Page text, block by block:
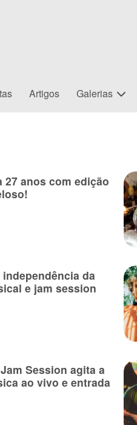
Artigos Galerias
27 anos com edição
da
e jam session
Session agita a
ao vivo e entrada